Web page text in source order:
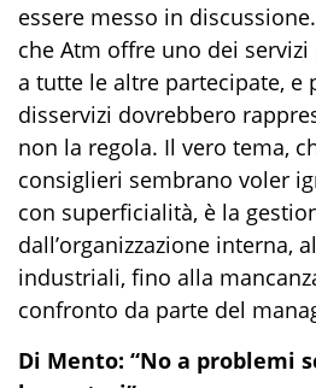
essere messo in
che Atm offre uno dei
a tutte le altre partecipate, e
disservizi dovrebbero
non la regola. Il vero tema,
consiglieri sembrano voler
con superficialità, è la
dall’organizzazione interna,
industriali, fino alla
confronto da parte del
Di Mento: “No a problemi